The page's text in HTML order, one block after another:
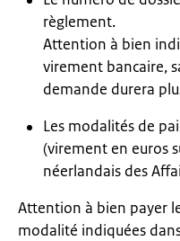
règlement.
Attention à bien
virement bancaire,
demande durera
Les modalités de
(virement en euros
néerlandais des
Attention à bien payer
modalité indiquées